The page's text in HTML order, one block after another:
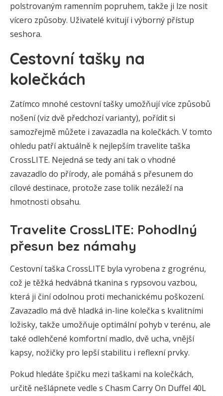
polstrovaným ramenním popruhem, takže ji lze nosit
vícero způsoby. Uživatelé kvitují i výborný přístup
seshora.
Cestovní tašky na
kolečkách
Zatímco mnohé cestovní tašky umožňují více způsobů
nošení (viz dvě předchozí varianty), pořídit si
samozřejmě můžete i zavazadla na kolečkách. V tomto
ohledu patří aktuálně k nejlepším travelite taška
CrossLITE. Nejedná se tedy ani tak o vhodné
zavazadlo do přírody, ale pomáhá s přesunem do
cílové destinace, protože zase tolik nezáleží na
hmotnosti obsahu.
Travelite CrossLITE: Pohodlný
přesun bez námahy
Cestovní taška CrossLITE byla vyrobena z grogrénu,
což je těžká hedvábná tkanina s rypsovou vazbou,
která ji činí odolnou proti mechanickému poškození.
Zavazadlo má dvě hladká in-line kolečka s kvalitními
ložisky, takže umožňuje optimální pohyb v terénu, ale
také odlehčené komfortní madlo, dvě ucha, vnější
kapsy, nožičky pro lepší stabilitu i reflexní prvky.
Pokud hledáte špičku mezi taškami na kolečkách,
určitě nešlápnete vedle s Chasm Carry On Duffel 40L